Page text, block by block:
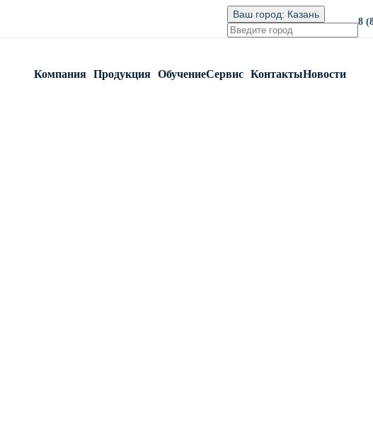
Ваш город: Казань
8
Компания Продукция ОбучениеСервис КонтактыНовости